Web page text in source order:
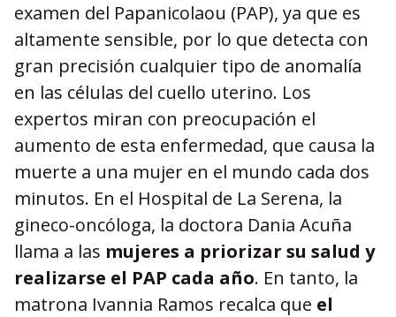
examen del Papanicolaou (PAP), ya que es
altamente sensible, por lo que detecta con
gran precisión cualquier tipo de anomalía
en las células del cuello uterino. Los
expertos miran con preocupación el
aumento de esta enfermedad, que causa la
muerte a una mujer en el mundo cada dos
minutos. En el Hospital de La Serena, la
gineco-oncóloga, la doctora Dania Acuña
llama a las mujeres a priorizar su salud y
realizarse el PAP cada año. En tanto, la
matrona Ivannia Ramos recalca que el